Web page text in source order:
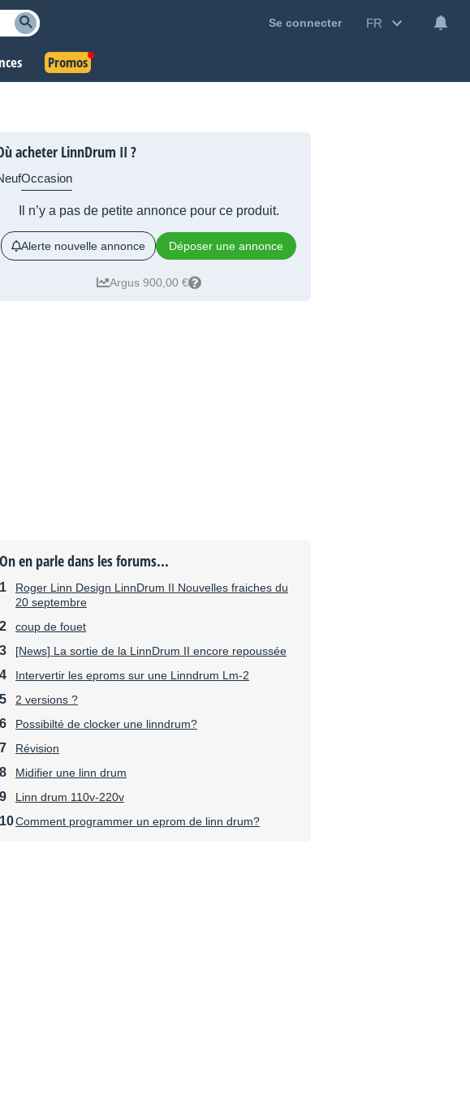
Se connecter FR
Promos
acheter LinnDrum II ?
Occasion
Il n’y a pas de petite annonce pour ce produit.
Alerte nouvelle annonce Déposer une annonce
Argus 900,00 €
On en parle dans les forums...
Roger Linn Design LinnDrum II Nouvelles fraiches du
20 septembre
coup de fouet
[News] La sortie de la LinnDrum II encore repoussée
Intervertir les eproms sur une Linndrum Lm-2
2 versions ?
Possibilté de clocker une linndrum?
Révision
Midifier une linn drum
Linn drum 110v-220v
Comment programmer un eprom de linn drum?